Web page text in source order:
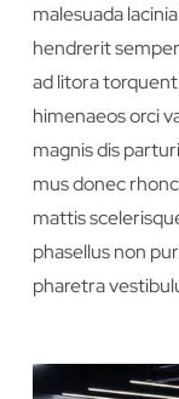
malesuada
hendrerit
ad litora
himenaeos orci
magnis dis
mus donec
mattis
phasellus non
pharetra